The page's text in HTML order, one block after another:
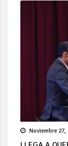
Noviembre 27,